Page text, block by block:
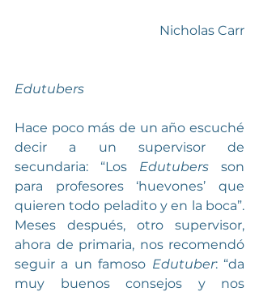
Nicholas Carr
Edutubers
Hace poco más de un año escuché
decir a un supervisor de
secundaria: “Los Edutubers son
para profesores ‘huevones’ que
quieren todo peladito y en la boca”.
Meses después, otro supervisor,
ahora de primaria, nos recomendó
seguir a un famoso Edutuber: “da
muy buenos consejos y nos